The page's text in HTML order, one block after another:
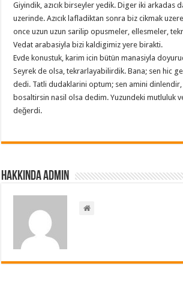
Giyindik, azıcık birseyler yedik. Diger iki arkadas
uzerinde. Azıcık lafladiktan sonra biz cikmak
once uzun uzun sarilip opusmeler, ellesmeler,
Vedat arabasiyla bizi kaldigimiz yere birakti.
Evde konustuk, karim icin bütün manasiyla
Seyrek de olsa, tekrarlayabilirdik. Bana; sen hic
dedi. Tatli dudaklarini optum; sen amini
bosaltirsin nasil olsa dedim. Yuzundeki mutluluk
değerdi.
Hakkında admin